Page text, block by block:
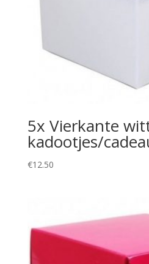
5x Vierkante
kadootjes/
€12.50